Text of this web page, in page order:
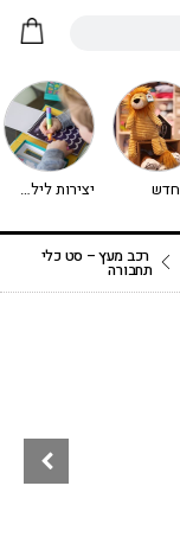
חדש יצירות לילדים - יצירה לילדים
רכב מעץ – סט כלי
תחבורה